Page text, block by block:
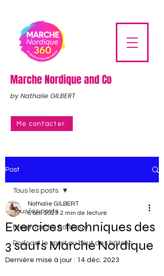
Marche Nordique and Co
by Nathalie GILBERT
Me contacter
Post
Tous les posts
Blog marche nordique
Podcast le sport au bout des bâtons
Tous les posts
Exercices techniques des
3 sauts Marche Nordique
Nathalie GILBERT
8 oct. 2023 2 min de lecture
Dernière mise à jour : 14 déc. 2023